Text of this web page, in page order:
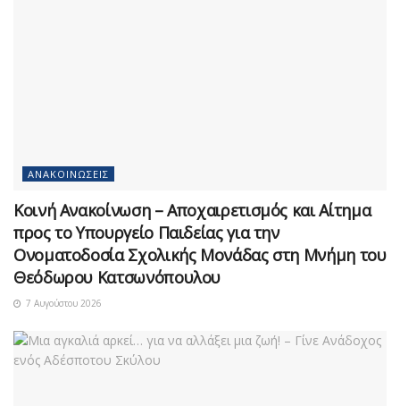
ΑΝΑΚΟΙΝΏΣΕΙΣ
Κοινή Ανακοίνωση – Αποχαιρετισμός και Αίτημα
προς το Υπουργείο Παιδείας για την
Ονοματοδοσία Σχολικής Μονάδας στη Μνήμη του
Θεόδωρου Κατσωνόπουλου
7 Αυγούστου 2026